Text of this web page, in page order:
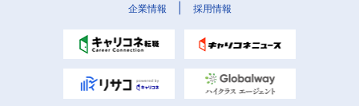
企業情報 採用情報